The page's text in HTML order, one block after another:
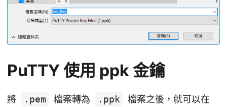
PuTTY 使用 ppk 金鑰
將 .pem 檔案轉為 .ppk
檔案之後，就可以在